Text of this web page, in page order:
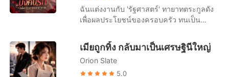
ใหญ่ วิ่งตามหลังซ่งชิงอวี่อย่างไร้ศักดิ์ศรี “ชิ
งอวี่ ขอโทษนะ ผมผิดไปแล้ว ให้โอกาสผมอีก
ไม่พอใจของผู้หญิงคนหนึ่ง “คุณจะหยุด
ก่อกวนได้ไหม ฉันมีครอบครัวแล้ว!”
ลงนามในข้อตกลงการหย่า "ฟู่เจิ้ง เราไม่ได้
เป็นหนี้กันอีกต่อไปแล้ว..." ชายที่มีความเด็ด
ลียง ได้โปรดอย่าหย่าได้ไหม?"
ฉันแต่งงานกับ 'รัฐศาสตร์' ทายาทตระกูลดัง
เพื่อผลประโยชน์ของครอบครัว ทนเป็น
นั้น ฉันตื่นขึ้นมาในสภาพเสื้อผ้าหลุดลุ่ย
ร่างกายบอบช้ำจากการถูกย่ำยีในห้อง
โรงแรมแปลกหน้า ฉันโทรหาสามีด้วยความ
หวาดกลัว แต่เขากลับด่าว่าฉันสร้างเรื่องน่า
เมียถูกทิ้ง กลับมาเป็นเศรษฐินีใหญ่
Orion Slate
5.0